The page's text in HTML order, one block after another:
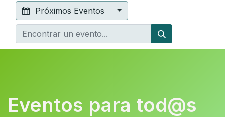
Próximos Eventos
Eventos para tod@s